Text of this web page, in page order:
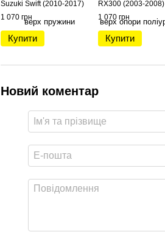
Suzuki Swift (2010-2017)
1 070 грн
Купити
RX300 (2003-2008)
1 070 грн
Купити
Новий коментар